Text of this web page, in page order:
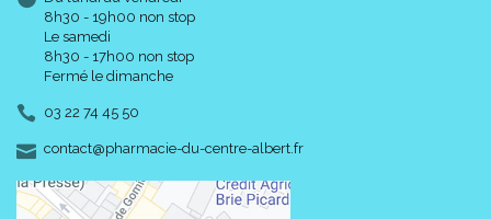
8h30 - 19h00 non stop
Le samedi
8h30 - 17h00 non stop
Fermé le dimanche
03 22 74 45 50
contact-
@-
pharmacie-du-centre-albert.fr